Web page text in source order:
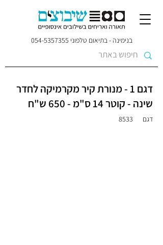
בנימינה - בתיאום טלפוני 054-5357355
דגם 1 - מנורת קיר מקרמיקה לחדר
שינה - קוטר 14 ס"מ - 650 ש"ח
דגם 8533